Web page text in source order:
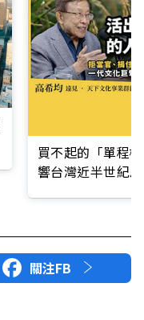
買不起的「單程
響台灣近半世紀
關注FB